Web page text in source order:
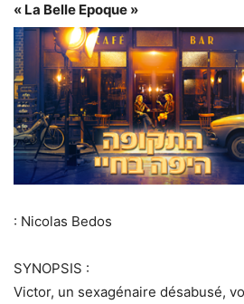
« La Belle Epoque »
: Nicolas Bedos
SYNOPSIS :
Victor, un sexagénaire désabusé,